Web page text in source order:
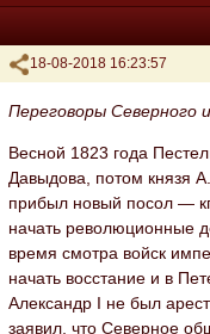
Поделиться
18-08-2018 16:23:57
Переговоры
Весной 1823 года
Давыдова, потом князя
прибыл новый посол —
начать революционные
время смотра войск
начать восстание и в
Александр I не был
заявил, что Северное